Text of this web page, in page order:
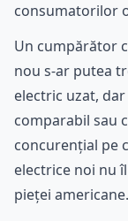
consumatorilor
Un cumpărător
nou s-ar putea
electric uzat,
comparabil sau
concurențial pe
electrice noi nu
pieței americane.